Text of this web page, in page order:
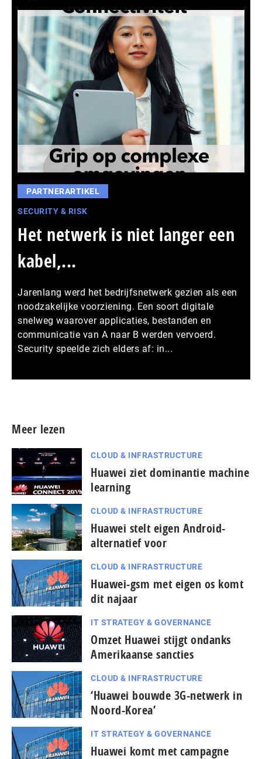
PARTNERARTIKEL
SECURITY & RISK
Het netwerk is niet langer een
kabel,...
Jarenlang werd het bedrijfsnetwerk gezien als een
noodzakelijke voorziening. Een soort digitale
snelweg waarover applicaties, bestanden en
communicatie van A naar B werden vervoerd.
Security speelde zich elders af: in...
Meer lezen
CLOUD & INFRASTRUCTURE
Huawei ziet dominantie machine
learning
CLOUD & INFRASTRUCTURE
Huawei stelt eigen Android-
alternatief voor
CLOUD & INFRASTRUCTURE
Huawei-gsm met eigen os komt
dit najaar
IT STRATEGY & GOVERNANCE
Omzet Huawei stijgt ondanks
Amerikaanse sancties
CLOUD & INFRASTRUCTURE
‘Huawei bouwde 3G-netwerk in
Noord-Korea’
IT STRATEGY & GOVERNANCE
Huawei komt met campagne